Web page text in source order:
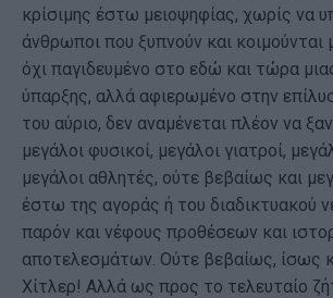
κρίσιμης έστω μειοψηφίας, χωρίς να
άνθρωποι που ξυπνούν και κοιμούνται
όχι παγιδευμένο στο εδώ και τώρα
ύπαρξης, αλλά αφιερωμένο στην
του αύριο, δεν αναμένεται πλέον να
μεγάλοι φυσικοί, μεγάλοι γιατροί,
μεγάλοι αθλητές, ούτε βεβαίως και
έστω της αγοράς ή του διαδικτυακού
παρόν και νέφους προθέσεων και
αποτελεσμάτων. Ούτε βεβαίως, ίσως
Χίτλερ! Αλλά ως προς το τελευταίο